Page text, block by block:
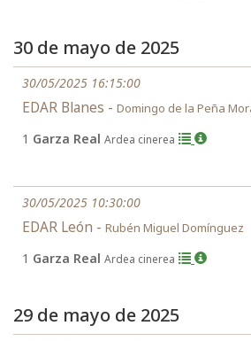
30 de mayo de 2025
30/05/2025 16:15:00
EDAR Blanes - Domingo de la Peña
1 Garza Real Ardea cinerea
30/05/2025 10:30:00
EDAR León - Rubén Miguel Domínguez
1 Garza Real Ardea cinerea
29 de mayo de 2025